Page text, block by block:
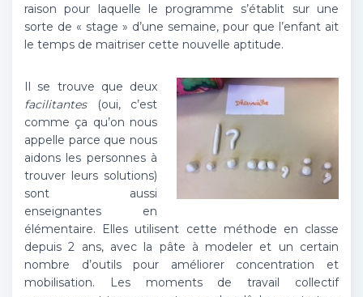
raison pour laquelle le programme s’établit sur une
sorte de « stage » d’une semaine, pour que l’enfant ait
le temps de maitriser cette nouvelle aptitude.
Il se trouve que deux
facilitantes(oui, c’est
comme ça qu’on nous
appelle parce que nous
aidons les personnes à
trouver leurs solutions)
sont aussi
enseignantes en
élémentaire. Elles utilisent cette méthode en classe
depuis 2 ans, avec la pâte à modeler et un certain
nombre d’outils pour améliorer concentration et
mobilisation. Les moments de travail collectif